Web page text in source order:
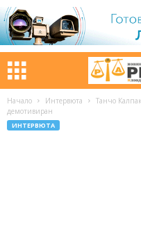
Начало Интервюта
Танчо
демотивиран
ИНТЕРВЮТА